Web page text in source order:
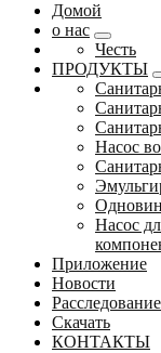
Домой
о нас
Честь
ПРОДУКТЫ
Насос
Насос
Приложение
Новости
Расследование
Скачать
КОНТАКТЫ